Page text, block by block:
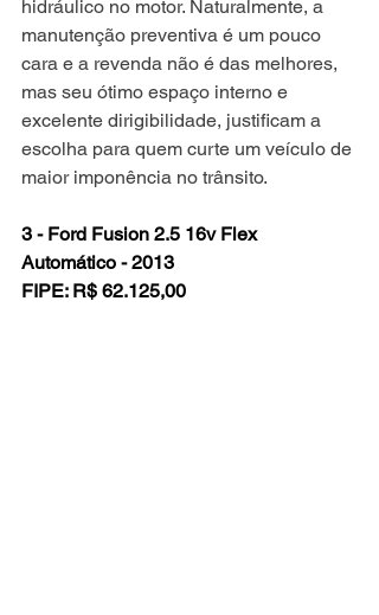
hidráulico no motor. Naturalmente, a
manutenção preventiva é um pouco
cara e a revenda não é das melhores,
mas seu ótimo espaço interno e
excelente dirigibilidade, justificam a
escolha para quem curte um veículo de
maior imponência no trânsito.
3 - Ford Fusion 2.5 16v Flex
Automático - 2013
FIPE: R$ 62.125,00